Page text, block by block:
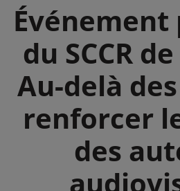
du SCCR
Au-delà
renforcer
des